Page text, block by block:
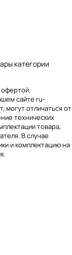
категории
офертой.
сайте ru-
могут отличаться от
технических
товара,
В случае
и комплектацию на